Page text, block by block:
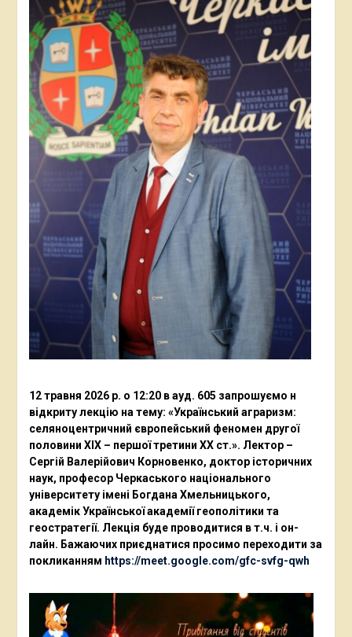
12 травня 2026 р. о 12:20 в ауд. 605 запрошуємо н
відкриту лекцію на тему: «Український аграризм:
селяноцентричний європейський феномен другої
половини ХІХ – першої третини ХХ ст.». Лектор –
Сергій Валерійович Корновенко, доктор історичних
наук, професор Черкаського національного
університету імені Богдана Хмельницького,
академік Української академії геополітики та
геостратегії. Лекція буде проводитися в т.ч. і он-
лайн. Бажаючих приєднатися просимо переходити за
покликанням https://meet.google.com/gfc-svfg-qwh